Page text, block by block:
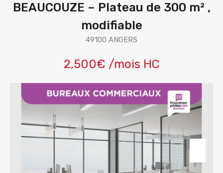
BEAUCOUZE – Plateau de 300 m² ,
modifiable
49100 ANGERS
2,500€ /mois HC